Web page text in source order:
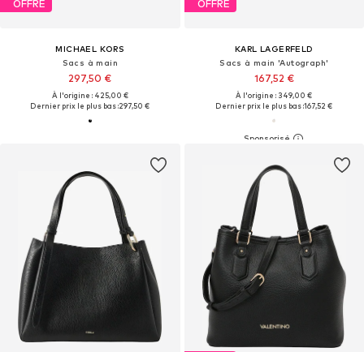
OFFRE
MICHAEL KORS
Sacs à main
297,50 €
À l'origine : 425,00 €
Dernier prix le plus bas :297,50 €
OFFRE
KARL LAGERFELD
Sacs à main 'Autograph'
167,52 €
À l'origine : 349,00 €
Dernier prix le plus bas :167,52 €